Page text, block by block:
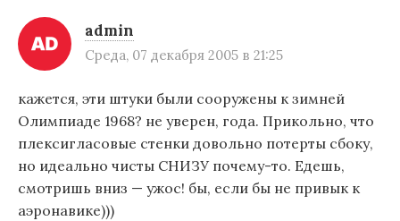
admin
Среда, 07 декабря 2005 в 21:25
кажется, эти штуки были сооружены к зимней
Олимпиаде 1968? не уверен, года. Прикольно, что
плексигласовые стенки довольно потерты сбоку,
но идеально чисты СНИЗУ почему-то. Едешь,
смотришь вниз — ужос! бы, если бы не привык к
аэронавике)))